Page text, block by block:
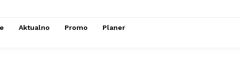
Aktualno Promo Planer